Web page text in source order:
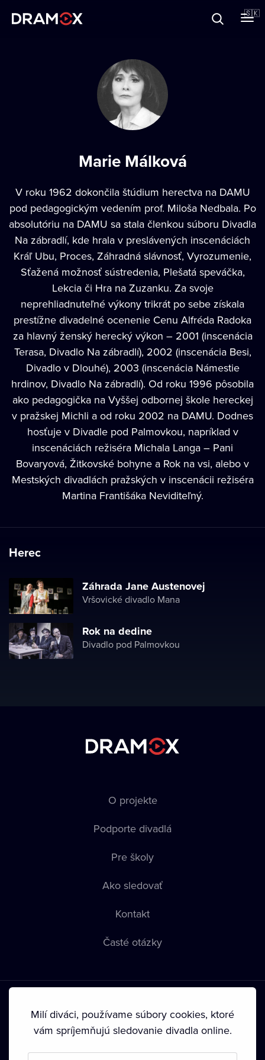
🇸🇰
Marie Málková
V roku 1962 dokončila štúdium herectva na DAMU
pod pedagogickým vedením prof. Miloša Nedbala. Po
absolutóriu na DAMU sa stala členkou súboru Divadla
Na zábradlí, kde hrala v preslávených inscenáciách
Kráľ Ubu, Proces, Záhradná slávnosť, Vyrozumenie,
Sťažená možnosť sústredenia, Plešatá speváčka,
Lekcia či Hra na Zuzanku. Za svoje
neprehliadnuteľné výkony trikrát po sebe získala
prestížne divadelné ocenenie Cenu Alfréda Radoka
za hlavný ženský herecký výkon – 2001 (inscenácia
Terasa, Divadlo Na zábradlí), 2002 (inscenácia Besi,
Divadlo v Dlouhé), 2003 (inscenácia Námestie
hrdinov, Divadlo Na zábradlí). Od roku 1996 pôsobila
ako pedagogička na Vyššej odbornej škole hereckej
v pražskej Michli a od roku 2002 na DAMU. Dodnes
hosťuje v Divadle pod Palmovkou, napríklad v
inscenáciách režiséra Michala Langa – Pani
Bovaryová, Žitkovské bohyne a Rok na vsi, alebo v
Mestských divadlách pražských v inscenácii režiséra
Martina Františáka Neviditeľný.
Herec
Záhrada Jane Austenovej
Vršovické divadlo Mana
Rok na dedine
Divadlo pod Palmovkou
O projekte
Podporte divadlá
Pre školy
Ako sledovať
Kontakt
Časté otázky
používania Cookies• Autorské práva
Milí diváci, používame súbory cookies, ktoré
vám spríjemňujú sledovanie divadla online.